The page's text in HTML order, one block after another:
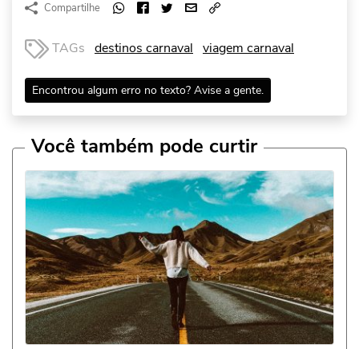
Compartilhe
TAGs destinos carnaval viagem carnaval
Encontrou algum erro no texto? Avise a gente.
Você também pode curtir